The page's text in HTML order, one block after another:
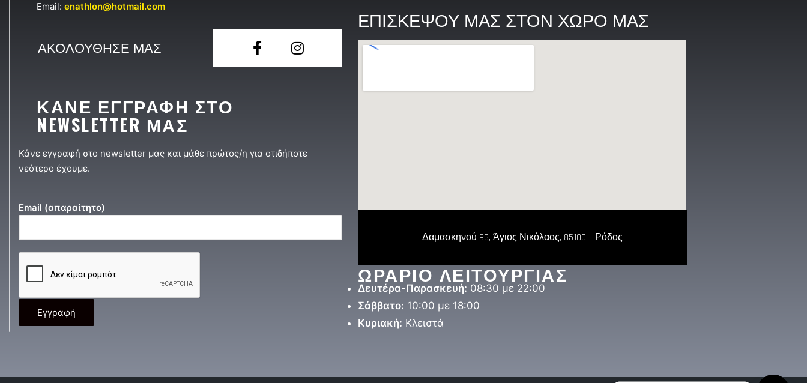
Email: enathlon@hotmail.com
ΑΚΟΛΟΥΘΗΣΕ ΜΑΣ
ΚΑΝΕ ΕΓΓΡΑΦΗ ΣΤΟ
NEWSLETTER ΜΑΣ
Κάνε εγγραφή στο newsletter μας και μάθε πρώτος/η για οτιδήποτε
νεότερο έχουμε.
Email (απαραίτητο)
ΕΠΙΣΚΕΨΟΥ ΜΑΣ ΣΤΟΝ ΧΩΡΟ ΜΑΣ
Δαμασκηνού 96, Άγιος Νικόλαος, 85100 – Ρόδος
ΩΡΑΡΙΟ ΛΕΙΤΟΥΡΓΙΑΣ
Δευτέρα-Παρασκευή: 08:30 με 22:00
Σάββατο: 10:00 με 18:00
Κυριακή: Κλειστά